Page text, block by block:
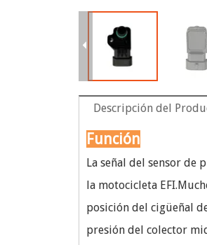
Descripción del
Función
La señal del sensor de
la motocicleta
posición del cigüeñal
presión del colector